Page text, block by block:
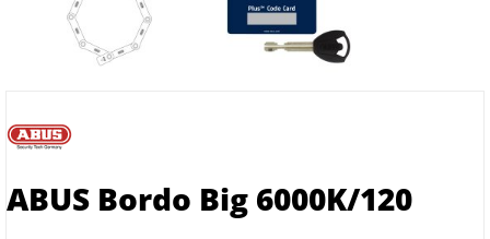
ABUS Bordo Big 6000K/120